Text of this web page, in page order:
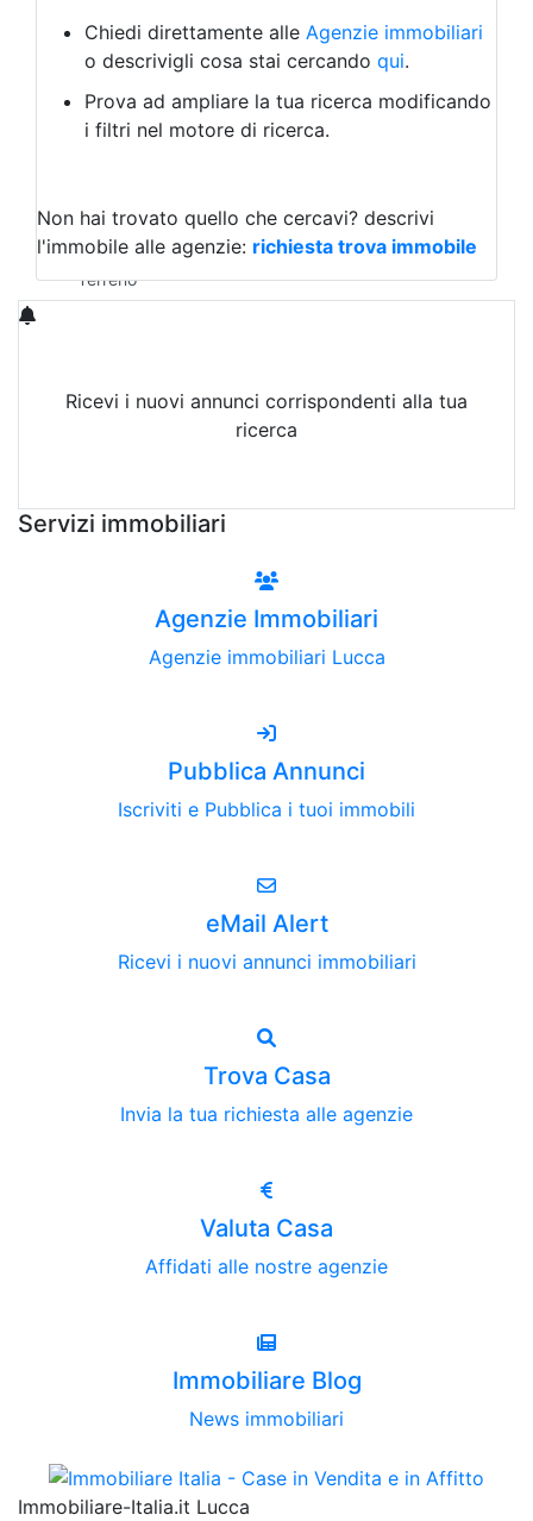
Albergo
Laboratorio Artigianale
Negozio/locale commerciale
Agriturismo
Magazzini
Qualsiasi
Terreno edificabile
Terreno
Chiedi direttamente alle Agenzie immobiliari
o descrivigli cosa stai cercando qui.
Prova ad ampliare la tua ricerca modificando
i filtri nel motore di ricerca.
Non hai trovato quello che cercavi? descrivi
l'immobile alle agenzie: richiesta trova immobile
Ricevi i nuovi annunci corrispondenti alla tua
ricerca
Servizi immobiliari
Agenzie Immobiliari
Agenzie immobiliari Lucca
Pubblica Annunci
Iscriviti e Pubblica i tuoi immobili
eMail Alert
Ricevi i nuovi annunci immobiliari
Trova Casa
Invia la tua richiesta alle agenzie
Valuta Casa
Affidati alle nostre agenzie
Immobiliare Blog
News immobiliari
Immobiliare-Italia.it Lucca